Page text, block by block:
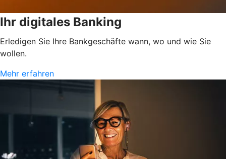
Ihr digitales Banking
Erledigen Sie Ihre Bankgeschäfte wann, wo und wie Sie
wollen.
Mehr erfahren